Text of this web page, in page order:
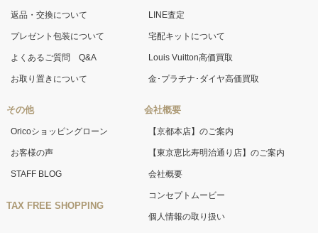
返品・交換について
プレゼント包装について
よくあるご質問 Q&A
お取り置きについて
その他
Oricoショッピングローン
お客様の声
STAFF BLOG
TAX FREE SHOPPING
LINE査定
宅配キットについて
Louis Vuitton高価買取
金･プラチナ･ダイヤ高価買取
会社概要
【京都本店】のご案内
【東京恵比寿明治通り店】のご案内
会社概要
コンセプトムービー
個人情報の取り扱い